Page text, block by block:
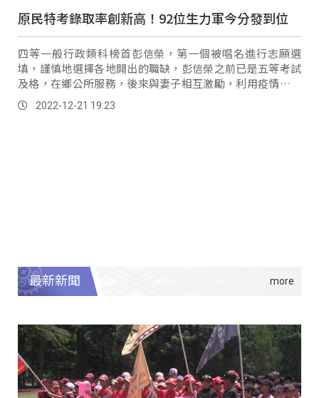
原民特考錄取率創新高！92位生力軍今分發到位
四等一般行政類科榜首彭信榮，第一個被唱名進行志願選
填，謹慎地選擇各地開出的職缺，彭信榮之前已是五等考試
及格，在鄉公所服務，後來與妻子相互激勵，利用疫情不能
外出的期間勤學不倦，和妻子一同報考四等考試，最終雙雙
如願都考上四等原民特考。
2022-12-21 19:23
最新新聞